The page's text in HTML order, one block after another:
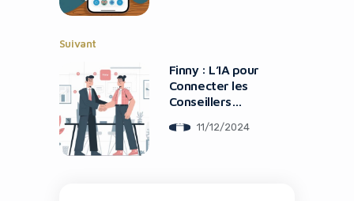
Suivant
Finny : L’IA pour
Connecter les
Conseillers
Clients11/12/2024